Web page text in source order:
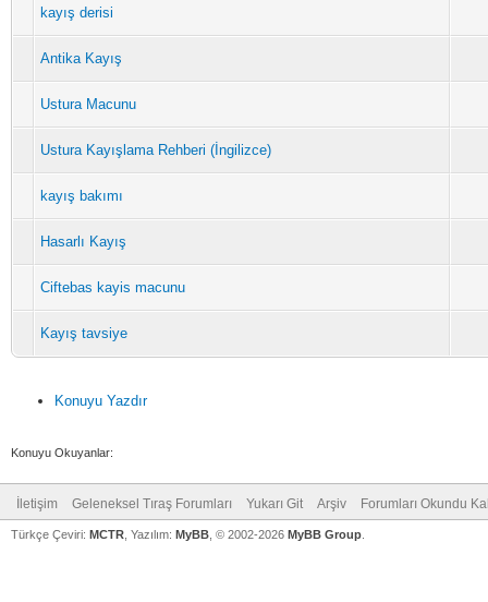
kayış derisi
Antika Kayış
Ustura Macunu
Ustura Kayışlama Rehberi (İngilizce)
kayış bakımı
Hasarlı Kayış
Ciftebas kayis macunu
Kayış tavsiye
Konuyu Yazdır
Konuyu Okuyanlar:
İletişim Geleneksel Tıraş Forumları Yukarı Git Arşiv Forumları Okundu
Türkçe Çeviri: MCTR , Yazılım: MyBB , © 2002-2026 MyBB Group